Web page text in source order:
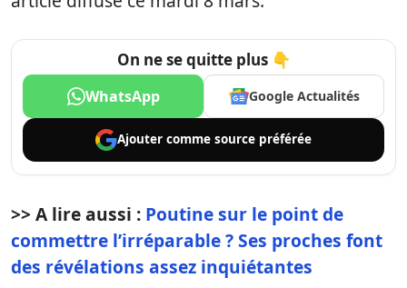
On ne se quitte plus 👇
WhatsApp Google Actualités
Ajouter comme source préférée
>> A lire aussi : Poutine sur le point de
commettre l’irréparable ? Ses proches font
des révélations assez inquiétantes